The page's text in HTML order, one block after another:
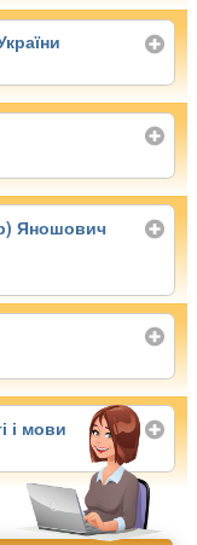
Яношович
і мови